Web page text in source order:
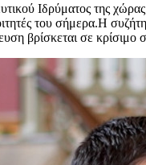
Ιδρύματος της χώρας
του σήμερα.Η
βρίσκεται σε κρίσιμο